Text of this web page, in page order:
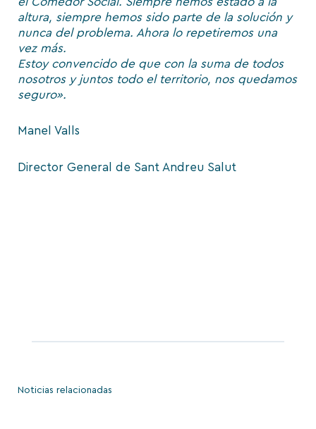
altura, siempre hemos sido parte de la solución y
nunca del problema. Ahora lo repetiremos una
vez más.
Estoy convencido de que con la suma de todos
nosotros y juntos todo el territorio, nos quedamos
seguro».
Manel Valls
Director General de Sant Andreu Salut
Noticias relacionadas